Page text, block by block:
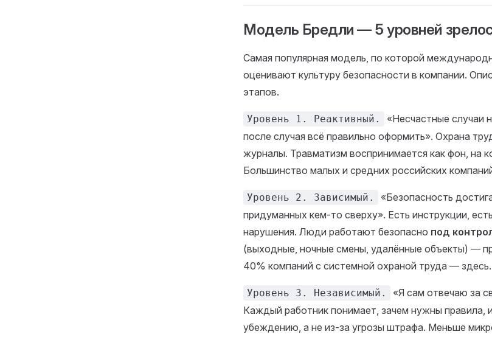
Модель Бредли — 5 уровней
Самая популярная модель, по которой
оценивают культуру безопасности в компании.
этапов.
Уровень 1. Реактивный.
«Несчастные случаи
после случая всё правильно оформить». Охрана
журналы. Травматизм воспринимается как фон, на
Большинство малых и средних российских
Уровень 2. Зависимый.
«Безопасность
придуманных кем-то сверху». Есть инструкции,
нарушения. Люди работают безопасно под
(выходные, ночные смены, удалённые объекты) —
40% компаний с системной охраной труда — здесь.
Уровень 3. Независимый.
«Я сам отвечаю за
Каждый работник понимает, зачем нужны правила,
убеждению, а не из-за угрозы штрафа. Меньше